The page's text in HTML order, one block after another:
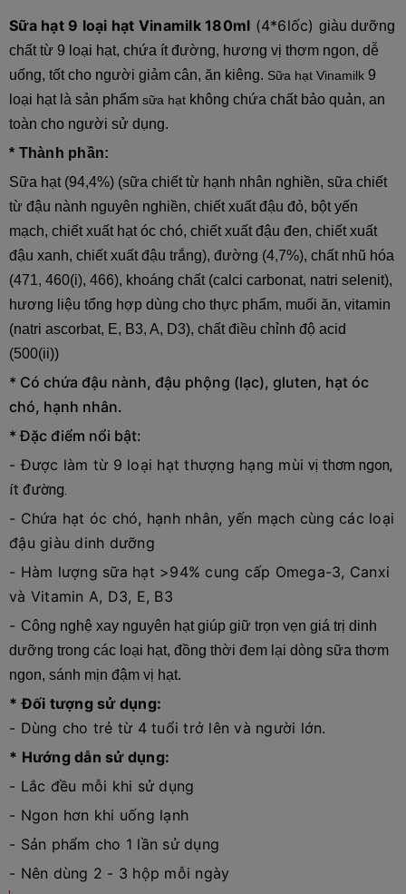
Sữa hạt 9 loại hạt Vinamilk 180ml (4*6lốc) giàu dưỡng
chất từ 9 loại hạt, chứa ít đường, hương vị thơm ngon, dễ
uống, tốt cho người giảm cân, ăn kiêng. Sữa hạt Vinamilk 9
loại hạt là sản phẩm sữa hạt không chứa chất bảo quản, an
toàn cho người sử dụng.
* Thành phần:
Sữa hạt (94,4%) (sữa chiết từ hạnh nhân nghiền, sữa chiết
từ đậu nành nguyên nghiền, chiết xuất đậu đỏ, bột yến
mạch, chiết xuất hạt óc chó, chiết xuất đậu đen, chiết xuất
đậu xanh, chiết xuất đậu trắng), đường (4,7%), chất nhũ hóa
(471, 460(i), 466), khoáng chất (calci carbonat, natri selenit),
hương liệu tổng hợp dùng cho thực phẩm, muối ăn, vitamin
(natri ascorbat, E, B3, A, D3), chất điều chỉnh độ acid
(500(ii))
* Có chứa đậu nành, đậu phộng (lạc), gluten, hạt óc
chó, hạnh nhân.
* Đặc điểm nổi bật:
- Được làm từ 9 loại hạt thượng hạng mùivị thơm ngon,
ít đường.
- Chứa hạt óc chó, hạnh nhân, yến mạch cùng các loại
đậu giàu dinh dưỡng
- Hàm lượng sữa hạt >94% cung cấp Omega-3, Canxi
và Vitamin A, D3, E, B3
- Công nghệ xay nguyên hạt giúp giữ trọn vẹn giá trị dinh
dưỡng trong các loại hạt, đồng thời đem lại dòng sữa thơm
ngon, sánh mịn đậm vị hạt.
* Đối tượng sử dụng:
- Dùng cho trẻ từ 4 tuổi trở lên và người lớn.
* Hướng dẫn sử dụng:
- Lắc đều mỗi khi sử dụng
- Ngon hơn khi uống lạnh
- Sản phẩm cho 1 lần sử dụng
- Nên dùng 2 - 3 hộp mỗi ngày